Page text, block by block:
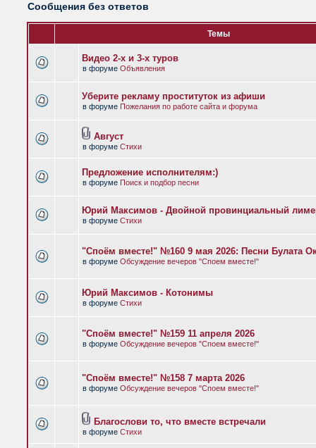
Сообщения без ответов
Темы
Видео 2-х и 3-х туров
в форуме Объявления
Уберите рекламу проституток из афиши
в форуме Пожелания по работе сайта и форума
Август
в форуме Стихи
Предложение исполнителям:)
в форуме Поиск и подбор песни
Юрий Максимов - Двойной провинциальный
в форуме Стихи
"Споём вместе!" №160 9 мая 2026: Песни Булата
в форуме Обсуждение вечеров "Споем вместе!"
Юрий Максимов - Котонимы
в форуме Стихи
"Споём вместе!" №159 11 апреля 2026
в форуме Обсуждение вечеров "Споем вместе!"
"Споём вместе!" №158 7 марта 2026
в форуме Обсуждение вечеров "Споем вместе!"
Благослови то, что вместе встречали
в форуме Стихи